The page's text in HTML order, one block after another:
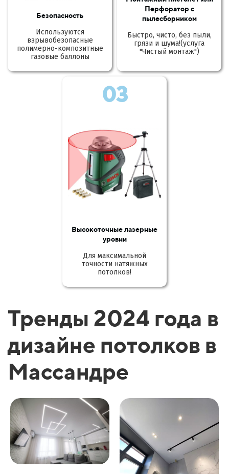
Безопасность
Используются
взрывобезопасные
полимерно-композитные
газовые баллоны
Перфоратор с
пылесборником
Быстро, чисто, без пыли,
грязи и шума!(услуга
"Чистый монтаж")
03
Высокоточные лазерные
уровни
Для максимальной
точности натяжных
потолков!
Тренды 2024 года в
дизайне потолков в
Массандре